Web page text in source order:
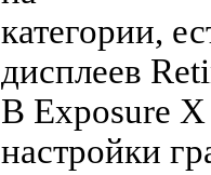
категории,
дисплеев
В Exposure Х
настройки